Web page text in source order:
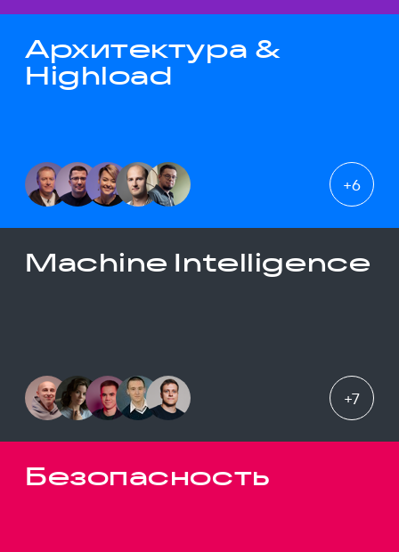
Архитектура &
Highload
+6
Machine Intelligence
+7
Безопасность